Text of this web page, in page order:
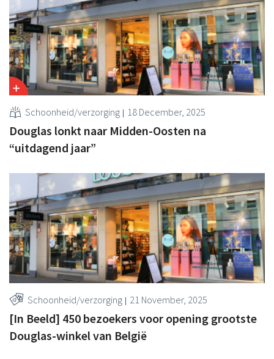
Schoonheid/verzorging 18 December, 2025
Douglas lonkt naar Midden-Oosten na
“uitdagend jaar”
Schoonheid/verzorging 21 November, 2025
[In Beeld] 450 bezoekers voor opening grootste
Douglas-winkel van België